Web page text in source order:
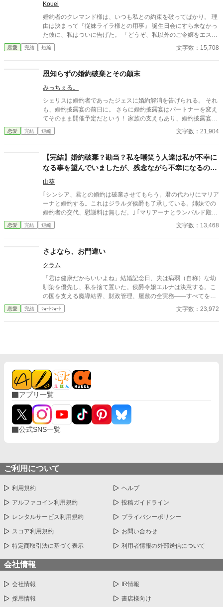
完璧に家政を取り仕切り、夫の不在を静かに守る、都合のいい従
順な女主人の座席」そのものだった。
Kouei
婚約者のクレマンド様は、いつも私との約束を破ってばかり。 理
由は決まって『従妹ライラ様との用事』 誕生日会にすら来なかっ
た彼に、私はついに告げた。 「どうぞ、私以外のご令嬢をエスコ
ートするなり、お出かけするなり、関係を持つなり、お好きにな
さって下さい。私は一切気にしませんわ」 二人の想いは、重なり
恋愛 完結 短編 文字数：15,708
恩知らずの婚約破棄とその顛末
みっちぇる。
シェリスは婚約者であったジェスに婚約解消を告げられる。 それ
も、婚約披露宴の前日に。 さらに婚約披露宴はパートナーを変え
てそのまま開催予定だという！ 家族の支えもあり、婚約披露宴に
招待客として参加するシェリスだが…… 好奇にさらされる彼女を
助けた人は。 前後編＋おまけ、執筆済みです。 【続編開始しまし
嬉しいです。 矛盾が出たら修正するので、その時はお知らせいた
します。
恋愛 完結 短編 文字数：21,904
【完結】婚約破棄？勘当？私を嘲笑う人達は私が不幸に
なる事を望んでいましたが、残念ながら不幸になるのは
貴方達ですよ♪
山葵
｢シンシア、君との婚約は破棄させてもらう。君の代わりにマリア
ーナと婚約する。これはジラルダ侯爵も了承している。姉妹での
婚約者の交代、慰謝料は無しだ。｣ ｢マリアーナとランバルド殿下
が婚約するのだ。お前は不要、勘当とする。｣ ｢国王陛下は承諾さ
れているのですか？本当に良いのですか？｣ ｢別に姉から妹に婚約
い。父上も承諾するさっ。｣ ｢お前がジラルダ侯爵家に居る事が、
婿入りされるランバルド殿下を不快にするのだ。｣ そう言うとお
父様、いえジラルダ侯爵は、除籍届けと婚約解消届け、そしてマ
リアーナとランバルド殿下の婚約届けにサインした。 私を嘲笑っ
て喜んでいる4人の声が可笑しくて笑いを堪えた。 さぁて貴方達
はいつまで笑っていられるのかしらね♪
恋愛 完結 短編 文字数：13,468
さよなら、お門違い
クラム
「君は健康だからいいよね」結婚記念日、夫は病弱（自称）な幼
馴染を優先し、私を捨て置いた。侯爵令嬢エルナは決意する。こ
の国を支える魔導結界、財政管理、屋敷の全実務――すべてを投
げ出し、私の価値を正しく評価する場所へ行くと。鍵を折った瞬
間、崩壊は始まった。今さら愛している？ お門違いも甚だしいで
恋愛 完結 ｼｮｰﾄｼｮｰﾄ 文字数：23,972
アプリ一覧
公式SNS一覧
ご利用について
利用規約 ヘルプ
アルファコイン利用規約 投稿ガイドライン
レンタルサービス利用規約 プライバシーポリシー
スコア利用規約 お問い合わせ
特定商取引法に基づく表示 利用者情報の外部送信について
会社情報
会社情報 IR情報
採用情報 書店様向け